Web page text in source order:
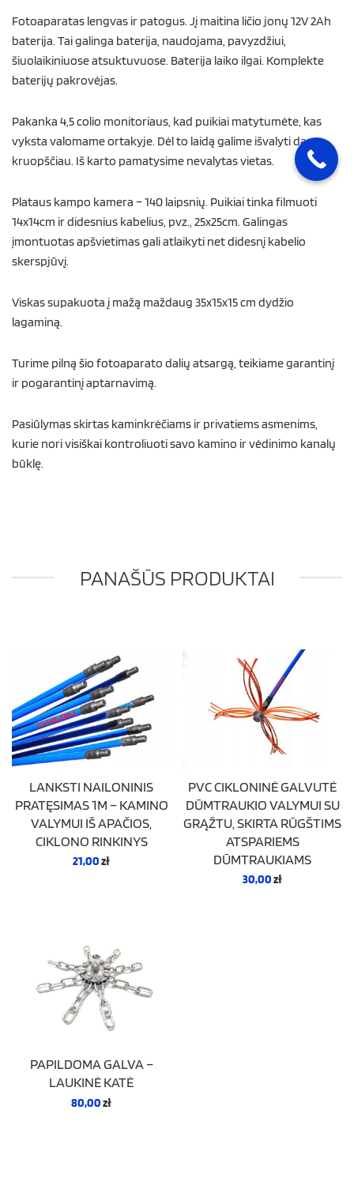
Fotoaparatas lengvas ir patogus. Jį maitina ličio jonų 12V 2Ah
baterija. Tai galinga baterija, naudojama, pavyzdžiui,
šiuolaikiniuose atsuktuvuose. Baterija laiko ilgai. Komplekte
baterijų pakrovėjas.
Pakanka 4,5 colio monitoriaus, kad puikiai matytumėte, kas
vyksta valomame ortakyje. Dėl to laidą galime išvalyti daug
kruopščiau. Iš karto pamatysime nevalytas vietas.
Plataus kampo kamera – 140 laipsnių. Puikiai tinka filmuoti
14x14cm ir didesnius kabelius, pvz., 25x25cm. Galingas
įmontuotas apšvietimas gali atlaikyti net didesnį kabelio
skerspjūvį.
Viskas supakuota į mažą maždaug 35x15x15 cm dydžio
lagaminą.
Turime pilną šio fotoaparato dalių atsargą, teikiame garantinį
ir pogarantinį aptarnavimą.
Pasiūlymas skirtas kaminkrėčiams ir privatiems asmenims,
kurie nori visiškai kontroliuoti savo kamino ir vėdinimo kanalų
būklę.
PANAŠŪS PRODUKTAI
LANKSTI NAILONINIS
PRATĘSIMAS 1M – KAMINO
VALYMUI IŠ APAČIOS,
CIKLONO RINKINYS
21,00zł
PVC CIKLONINĖ GALVUTĖ
DŪMTRAUKIO VALYMUI SU
GRĄŽTU, SKIRTA RŪGŠTIMS
ATSPARIEMS
DŪMTRAUKIAMS
30,00zł
PAPILDOMA GALVA –
LAUKINĖ KATĖ
80,00zł